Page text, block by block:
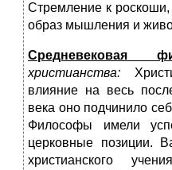
Стремление к роскоши,
образ мышления и
Средневековая
христианства:
влияние на весь
века оно подчинило
Философы имели
церковные позиции.
христианского